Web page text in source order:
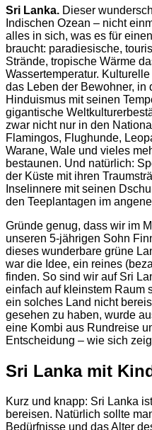
Sri Lanka. Dieser
Indischen Ozean – nicht
alles in sich, was es für
braucht: paradiesische,
Strände, tropische Wärme
Wassertemperatur.
das Leben der Bewohner, in
Hinduismus mit seinen
gigantische
zwar nicht nur in den
Flamingos, Flughunde,
Warane, Wale und vieles
bestaunen. Und natürlich:
der Küste mit ihren
Inselinnere mit seinen
den Teeplantagen im
Gründe genug, dass wir im
unseren 5-jährigen Sohn
dieses wunderbare grüne
war die Idee, ein reines
finden. So sind wir auf Sri
einfach auf kleinstem Raum
ein solches Land nicht
gesehen zu haben, wurde
eine Kombi aus Rundreise
Entscheidung – wie sich
Sri Lanka mit
Kurz und knapp: Sri Lanka
bereisen. Natürlich sollte
Bedürfnisse und das Alter